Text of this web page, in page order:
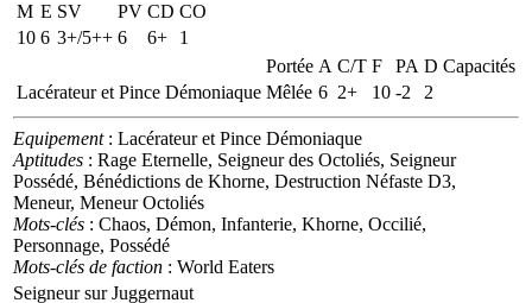
M E SV PV CD CO
10 6 3+/5++ 6 6+
1
Portée A C/T F PA D Capacités
Lacérateur et Pince Démoniaque Mêlée 6 2+ 10 -2 2
Equipement: Lacérateur et Pince Démoniaque
Aptitudes : Rage Eternelle, Seigneur des Octoliés, Seigneur
Possédé, Bénédictions de Khorne, Destruction Néfaste D3,
Meneur, Meneur Octoliés
Mots-clés : Chaos, Démon, Infanterie, Khorne, Occilié,
Personnage, Possédé
Mots-clés de faction : World Eaters
Seigneur sur Juggernaut